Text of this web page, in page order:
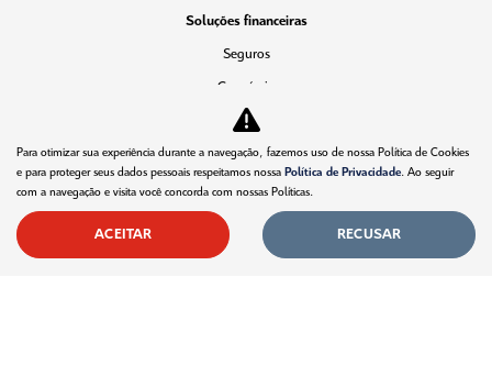
Soluções financeiras
Seguros
Consórcio
Simulador de Financiamento
Pós vendas
Citroën Citizen
Revisões
Peças e acessórios
Para otimizar sua experiência durante a navegação, fazemos uso de nossa Política de Cookies
e para proteger seus dados pessoais respeitamos nossa Política de Privacidade. Ao seguir
com a navegação e visita você concorda com nossas Políticas.
ACEITAR RECUSAR